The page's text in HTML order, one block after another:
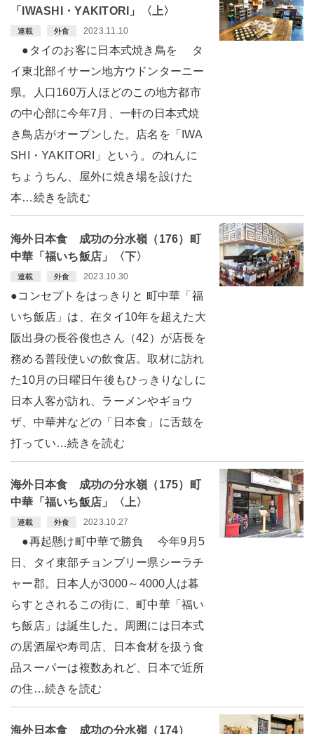
「IWASHI・YAKITORI」〈上〉
連載 外食 2023.11.10
●タイのお客に日本式焼き鳥を タ
イ東北部イサーン地方ウドンターニー
県。人口160万人ほどのこの地方都市
の中心部に今年7月、一軒の日本式焼
き鳥店がオープンした。店名を「IWA
SHI・YAKITORI」という。のれんに
ちょうちん、屋外に焼き場を設けた
本…続きを読む
海外日本食 成功の分水嶺（176）町
中華「福いち飯店」〈下〉
連載 外食 2023.10.30
●コンセプトをはっきりと 町中華「福
いち飯店」は、在タイ10年を超えた大
阪出身の長谷俊也さん（42）が店長を
務める普段使いの飲食店。取材に訪れ
た10月の日曜日午後もひっきりなしに
日本人客が訪れ、ラーメンやギョウ
ザ、中華丼などの「日本食」に舌鼓を
打ってい…続きを読む
海外日本食 成功の分水嶺（175）町
中華「福いち飯店」〈上〉
連載 外食 2023.10.27
●再起懸け町中華で勝負 今年9月5
日、タイ東部チョンブリー県シーラチ
ャー郡。日本人が3000～4000人は暮
らすとされるこの街に、町中華「福い
ち飯店」は誕生した。周囲には日本式
の居酒屋や寿司店、日本食材を扱う食
品スーパーは複数あれど、日本で近所
の住…続きを読む
海外日本食 成功の分水嶺（174）